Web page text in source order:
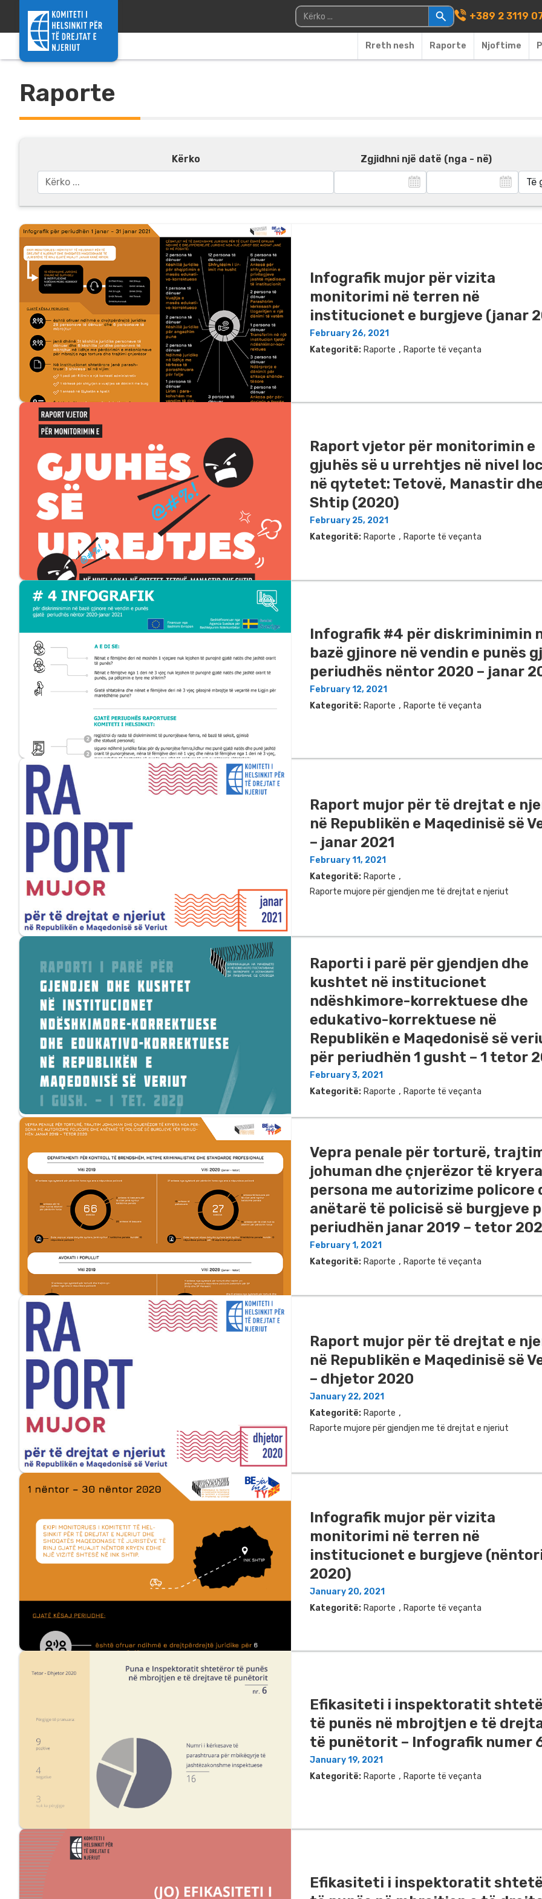
Main
Kërko për: +389 2 3119
Rreth nesh Raporte Njoftime
Raporte
Kërko Zgjidhni një datë (nga - në)
Infografik mujor për vizita
monitorimi në terren në
institucionet e burgjeve (janar
February 26, 2021
Kategoritë: Raporte , Raporte të veçanta
Raport vjetor për monitorimin e
gjuhës së u urrehtjes në nivel
në qytetet: Tetovë, Manastir
Shtip (2020)
February 25, 2021
Kategoritë: Raporte , Raporte të veçanta
Infografik #4 për diskriminimin
bazë gjinore në vendin e punës
periudhës nëntor 2020 – janar
February 12, 2021
Kategoritë: Raporte , Raporte të veçanta
Raport mujor për të drejtat e
në Republikën e Maqedinisë së
– janar 2021
February 11, 2021
Kategoritë: Raporte ,
Raporte mujore për gjendjen me të drejtat e njeriut
Raporti i parë për gjendjen dhe
kushtet në institucionet
ndëshkimore-korrektuese dhe
edukativo-korrektuese në
Republikën e Maqedonisë së
për periudhën 1 gusht – 1 tetor
February 3, 2021
Kategoritë: Raporte , Raporte të veçanta
Vepra penale për torturë,
johuman dhe çnjerëzor të
persona me autorizime policore
anëtarë të policisë së burgjeve
periudhën janar 2019 – tetor
February 1, 2021
Kategoritë: Raporte , Raporte të veçanta
Raport mujor për të drejtat e
në Republikën e Maqedinisë së
– dhjetor 2020
January 22, 2021
Kategoritë: Raporte ,
Raporte mujore për gjendjen me të drejtat e njeriut
Infografik mujor për vizita
monitorimi në terren në
institucionet e burgjeve
2020)
January 20, 2021
Kategoritë: Raporte , Raporte të veçanta
Efikasiteti i inspektoratit
të punës në mbrojtjen e të
të punëtorit – Infografik numer
January 19, 2021
Kategoritë: Raporte , Raporte të veçanta
Efikasiteti i inspektoratit